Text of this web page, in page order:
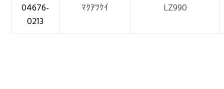
04676-
0213
ﾏｸｱﾂｹｲ LZ990